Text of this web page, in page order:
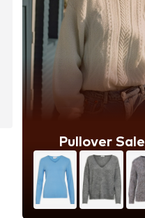
Pullover Sale